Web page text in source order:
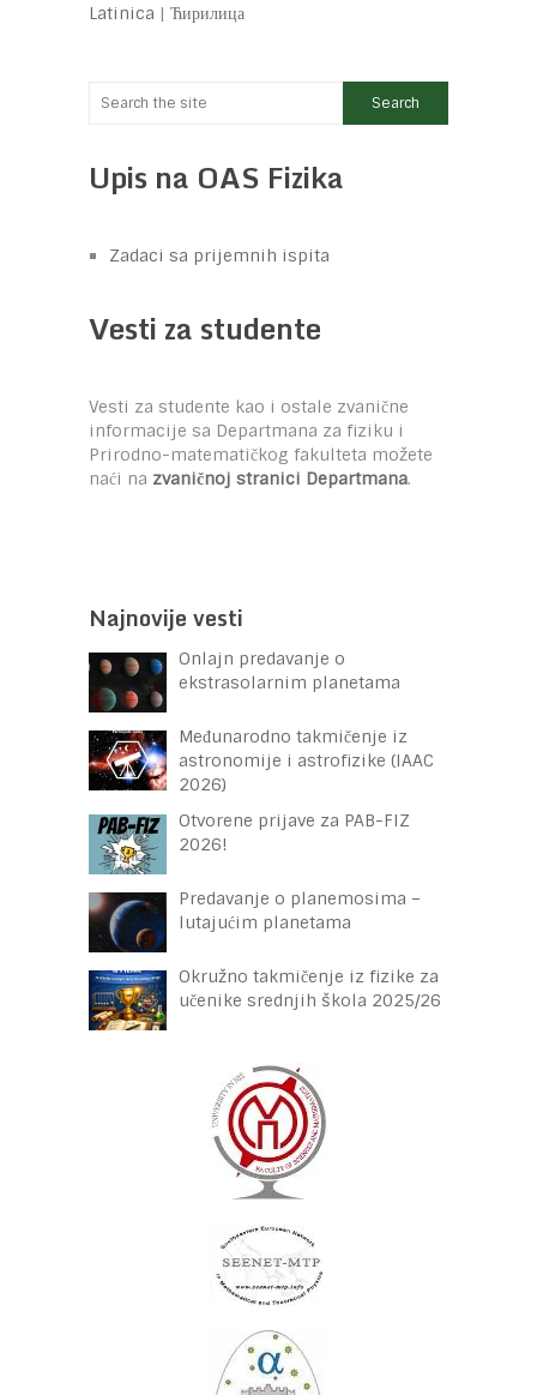
Latinica | Ћирилица
Upis na OAS Fizika
Zadaci sa prijemnih ispita
Vesti za studente
Vesti za studente kao i ostale zvanične
informacije sa Departmana za fiziku i
Prirodno-matematičkog fakulteta možete
naći na zvaničnoj stranici Departmana.
Najnovije vesti
Onlajn predavanje o
ekstrasolarnim planetama
Međunarodno takmičenje iz
astronomije i astrofizike (IAAC
2026)
Otvorene prijave za PAB-FIZ
2026!
Predavanje o planemosima –
lutajućim planetama
Okružno takmičenje iz fizike za
učenike srednjih škola 2025/26